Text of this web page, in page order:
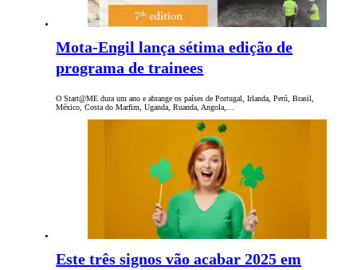
Mota-Engil lança sétima edição de
programa de trainees
O Start@ME dura um ano e abrange os países de Portugal, Irlanda, Perú, Brasil,
México, Costa do Marfim, Uganda, Ruanda, Angola,…
Este três signos vão acabar 2025 em